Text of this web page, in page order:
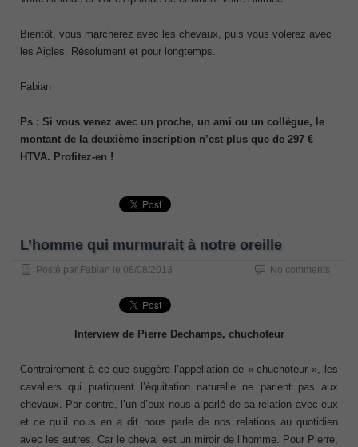
Bientôt, vous marcherez avec les chevaux, puis vous volerez avec
les Aigles. Résolument et pour longtemps.
Fabian
Ps : Si vous venez avec un proche, un ami ou un collègue, le
montant de la deuxième inscription n’est plus que de 297 €
HTVA. Profitez-en !
L’homme qui murmurait à notre oreille
Posté par Fabian le 08/08/2013 No comments
Interview de Pierre Dechamps, chuchoteur
Contrairement à ce que suggère l’appellation de « chuchoteur », les
cavaliers qui pratiquent l’équitation naturelle ne parlent pas aux
chevaux. Par contre, l’un d’eux nous a parlé de sa relation avec eux
et ce qu’il nous en a dit nous parle de nos relations au quotidien
avec les autres. Car le cheval est un miroir de l’homme. Pour Pierre,